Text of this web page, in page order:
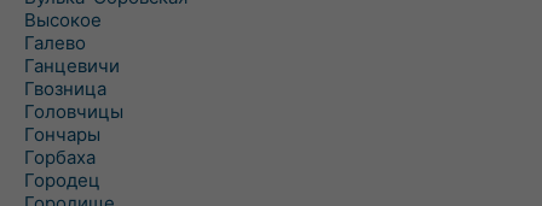
Высокое
Галево
Ганцевичи
Гвозница
Головчицы
Гончары
Горбаха
Городец